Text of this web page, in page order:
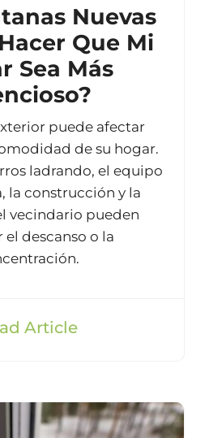
Nuevas
Que Mi
Sea Más
puede afectar
de su hogar.
ladrando, el equipo
la construcción y la
vecindario pueden
descanso o la
Article